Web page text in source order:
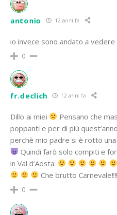
antonio 12 anni fa
io invece sono andato a vedere
0
fr.declich 12 anni fa
Dillo ai miei
Pensano che
poppanti e per di più
perchè mio padre si è rotto una
Quindi farò solo compiti e
in Val d’Aosta.
Che brutto
0